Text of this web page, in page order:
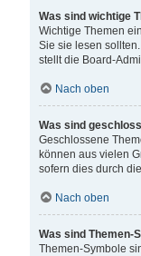
Was sind wichtige
Wichtige Themen
Sie sie lesen
stellt die Board-
Nach oben
Was sind
Geschlossene
können aus vielen
sofern dies durch
Nach oben
Was sind Themen-
Themen-Symbole